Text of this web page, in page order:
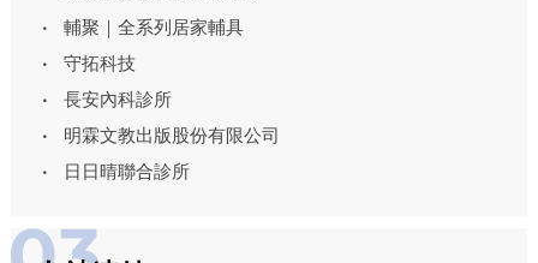
輔聚｜全系列居家輔具
守拓科技
長安內科診所
明霖文教出版股份有限公司
日日晴聯合診所